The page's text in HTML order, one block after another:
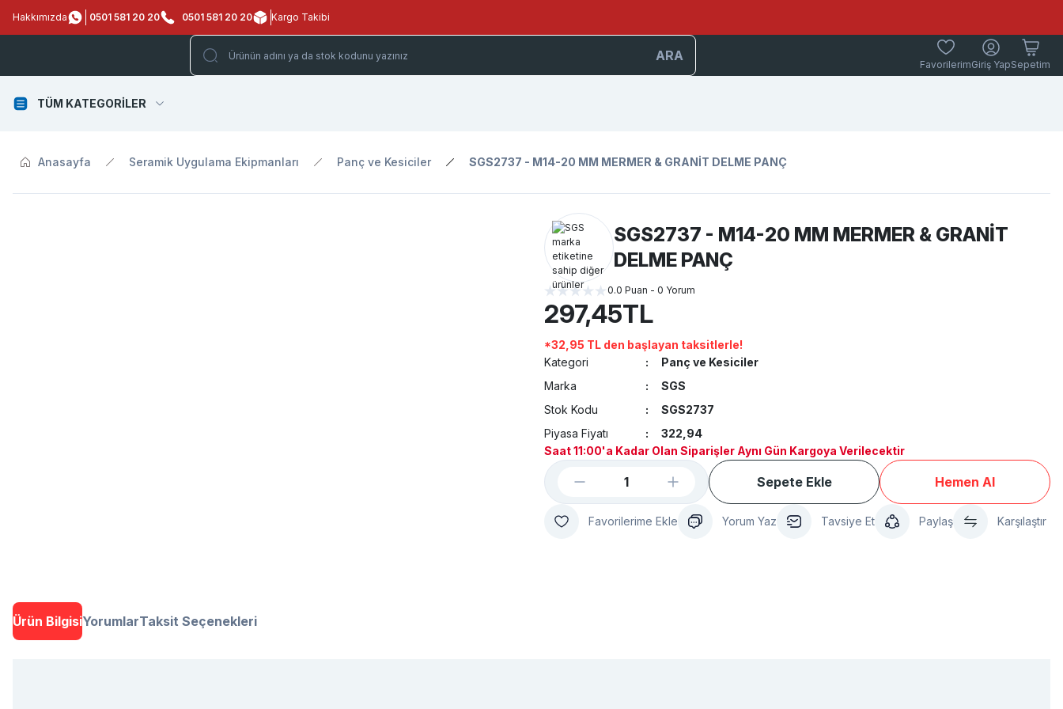
Hakkımızda 0501 581 20 20 0501 581 20 20 Kargo Takibi
ARA
FavorilerimGiriş YapSepetim
TÜM KATEGORİLER
Anasayfa Seramik Uygulama Ekipmanları Panç ve Kesiciler SGS2737 - M14-20 MM MERMER & GRANİT DELME PANÇ
SGS2737 - M14-20 MM MERMER & GRANİT
DELME PANÇ
0.0 Puan - 0 Yorum
297,45TL
*32,95 TL den başlayan taksitlerle!
Kategori
Panç ve Kesiciler
Marka
SGS
Stok Kodu
SGS2737
Piyasa Fiyatı
322,94
Saat 11:00'a Kadar Olan Siparişler Aynı Gün Kargoya Verilecektir
Sepete Ekle Hemen Al
Yorum Yaz Tavsiye Et Paylaş Karşılaştır
Ürün BilgisiYorumlarTaksit Seçenekleri